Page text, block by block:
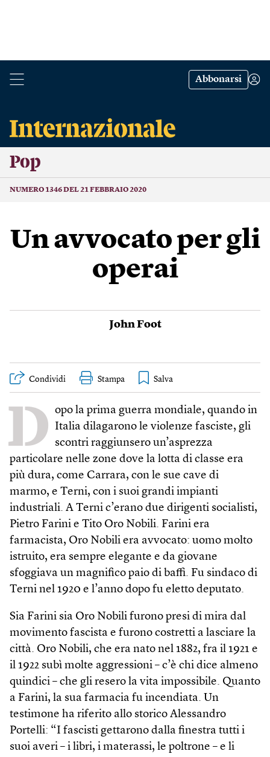
Abbonarsi
Pop
NUMERO 1346 DEL 21 FEBBRAIO 2020
Un avvocato per gli
operai
John Foot
Condividi Stampa
D opo la prima guerra mondiale, quando in
Italia dilagarono le violenze fasciste, gli
scontri raggiunsero un’asprezza
particolare nelle zone dove la lotta di classe era
più dura, come Carrara, con le sue cave di
marmo, e Terni, con i suoi grandi impianti
industriali. A Terni c’erano due dirigenti socialisti,
Pietro Farini e Tito Oro Nobili. Farini era
farmacista, Oro Nobili era avvocato: uomo molto
istruito, era sempre elegante e da giovane
sfoggiava un magnifico paio di baffi. Fu sindaco di
Terni nel 1920 e l’anno dopo fu eletto deputato.
Sia Farini sia Oro Nobili furono presi di mira dal
movimento fascista e furono costretti a lasciare la
città. Oro Nobili, che era nato nel 1882, fra il 1921 e
il 1922 subì molte aggressioni – c’è chi dice almeno
quindici – che gli resero la vita impossibile. Quanto
a Farini, la sua farmacia fu incendiata. Un
testimone ha riferito allo storico Alessandro
Portelli: “I fascisti gettarono dalla finestra tutti i
suoi averi – i libri, i materassi, le poltrone – e li